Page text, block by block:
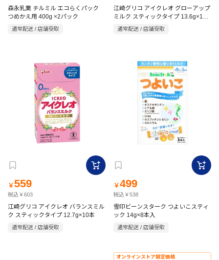
森永乳業 チルミル エコらくパック
つめかえ用 400g ×2パック
通常配送 / 店舗受取
江崎グリコ アイクレオ グローアップ
ミルク スティックタイプ 13.6g×10
本
通常配送 / 店舗受取
￥559
税込￥603
江崎グリコ アイクレオ バランスミル
ク スティックタイプ 12.7g×10本
通常配送 / 店舗受取
￥499
税込￥538
雪印ビーンスターク つよいこスティ
ック 14g×8本入
通常配送 / 店舗受取
オンラインストア限定価格